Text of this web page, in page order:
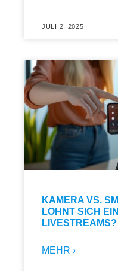
JULI 2, 2025
KAMERA VS.
LOHNT SICH
LIVESTREAMS?
MEHR ›